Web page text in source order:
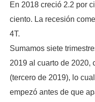
En 2018 creció 2.2 por
ciento. La recesión
4T.
Sumamos siete
2019 al cuarto de 2020,
(tercero de 2019), lo
empezó antes de que